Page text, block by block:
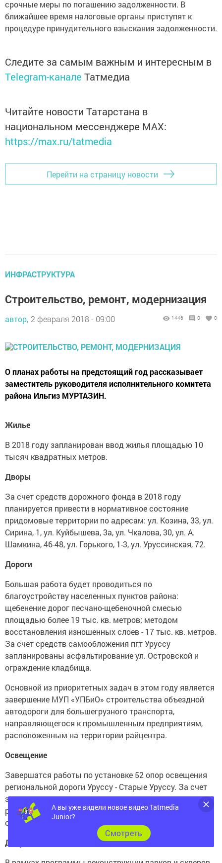
срочные меры по погашению задолженности. В
ближайшее время налоговые органы приступят к
процедуре принудительного взыскания задолженности.
Следите за самым важным и интересным в
Telegram-канале Татмедиа
Читайте новости Татарстана в
национальном мессенджере MАХ:
https://max.ru/tatmedia
Перейти на страницу новости
ИНФРАСТРУКТУРА
Строительство, ремонт, модернизация
автор, 2 февраля 2018 - 09:00 1446 0 0
О планах работы на предстоящий год рассказывает
заместитель руководителя исполнительного комитета
района Ильгиз МУРТАЗИН.
Жилье
В 2018 году запланирован ввод жилья площадью 10
тысяч квадратных метров.
Дворы
За счет средств дорожного фонда в 2018 году
планируется привести в нормативное состояние
придомовые территории по адресам: ул. Козина, 33, ул.
Сирина, 1, ул. Куйбышева, 3а, ул. Чкалова, 30, ул. А.
Шамкина, 46-48, ул. Горького, 1-3, ул. Уруссинская, 72.
Дороги
Большая работа будет проводиться по
благоустройству населенных пунктов района:
щебенение дорог песчано-щебеночной смесью
площадью более 19 тыс. кв. метров; методом
восстановления изношенных слоев - 17 тыс. кв. метров.
За счет средств самообложения пгт Уруссу
запланированы асфальтирование ул. Островской и
ограждение кладбища.
Основной из приоритетных задач в этом году является
завершение МУП «УПБиО» строительства объездной
автодороги для большегрузного транспорта,
направляющегося к промышленным предприятиям,
расположенным на территории райцентра.
Освещение
Завершатся работы по установке 52 опор освещения
региональной дороги Уруссу - Старые Уруссу. За счет
экономии средств после модернизации,
рассматривается возможность переоснащение
освещения улицы М. Джалиля в пгт Уруссу.
Досуг
А вы уже видели новое видео Tatmedia
Junior?
Cмотреть